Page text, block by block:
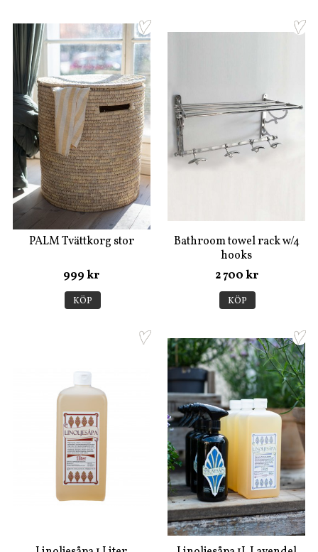
PALM Tvättkorg stor
999 kr
KÖP
Bathroom towel rack w/4
hooks
2 700 kr
KÖP